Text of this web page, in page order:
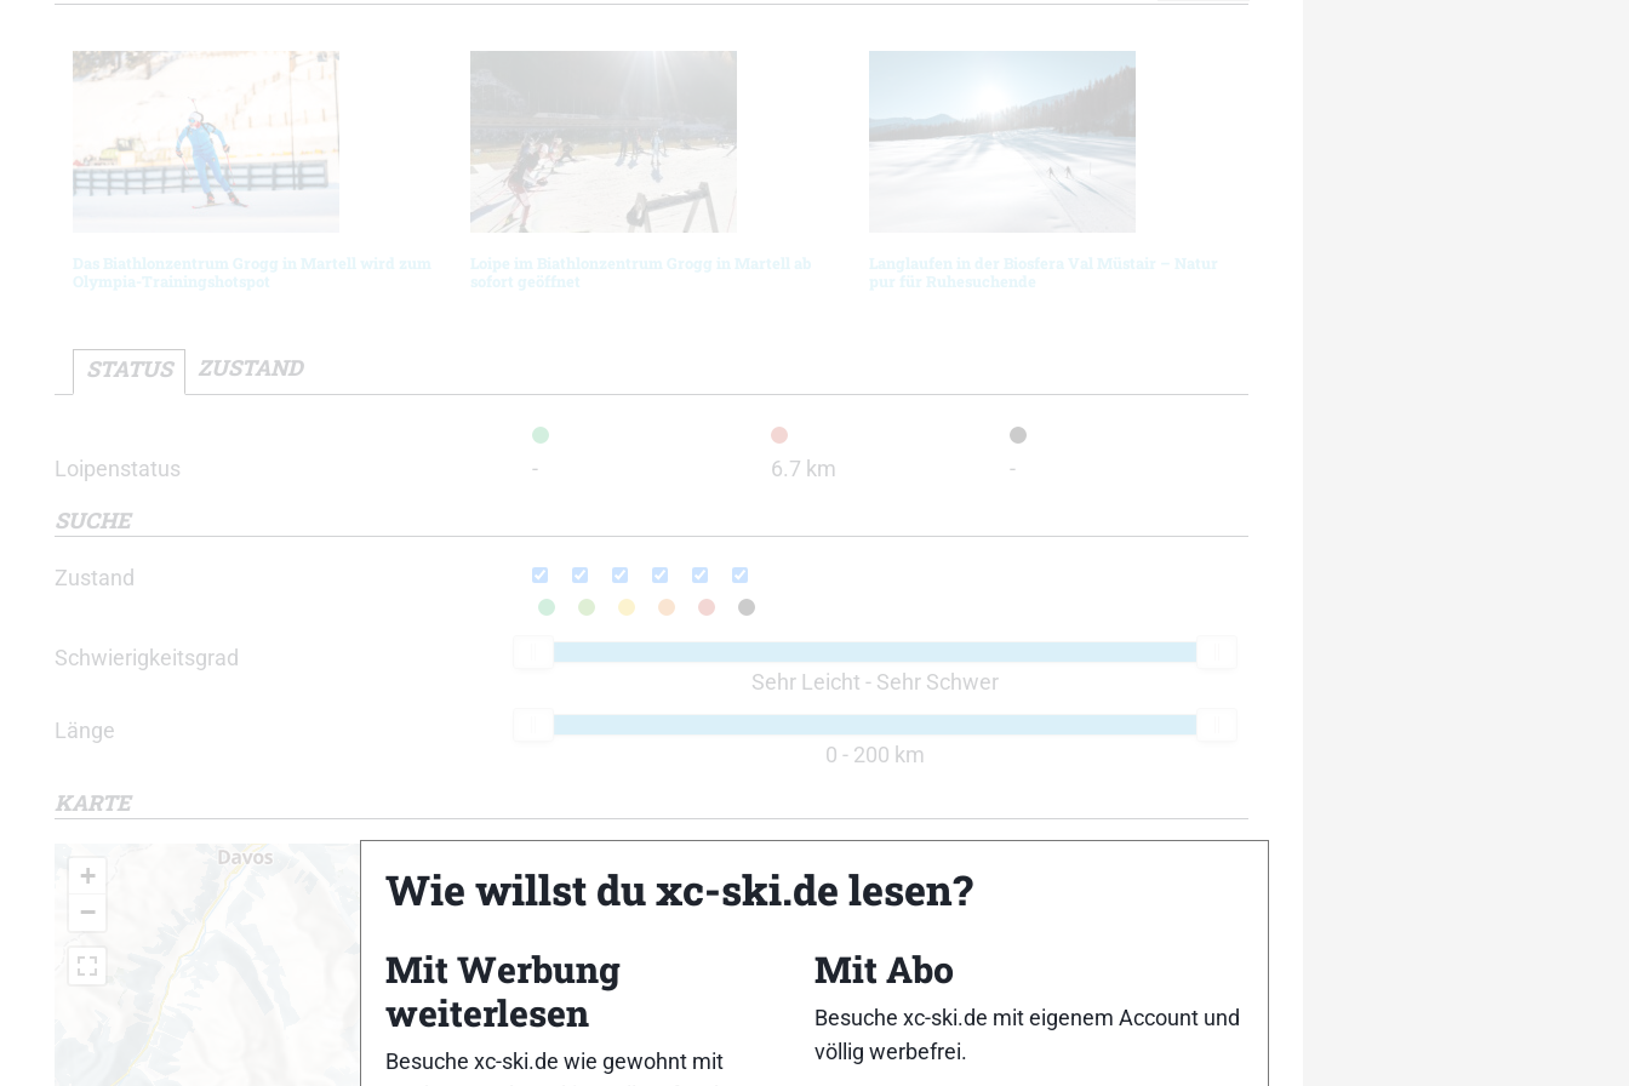
Das Biathlonzentrum Grogg in Martell wird zum
Olympia-Trainingshotspot
Loipe im Biathlonzentrum Grogg in Martell ab
sofort geöffnet
Langlaufen in der Biosfera Val Müstair – Natur
pur für Ruhesuchende
STATUS ZUSTAND
Loipenstatus - 6.7 km -
SUCHE
Zustand
Schwierigkeitsgrad
Sehr Leicht - Sehr Schwer
Länge
0 - 200 km
KARTE
+
−
Wie willst du xc-ski.de lesen?
Mit Werbung
weiterlesen
Besuche xc-ski.de wie gewohnt mit
Mit Abo
Besuche xc-ski.de mit eigenem Account und
völlig werbefrei.